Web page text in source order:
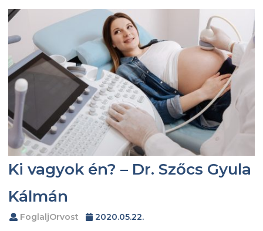
Ki vagyok én? – Dr. Szőcs Gyula
Kálmán
FoglaljOrvost 2020.05.22.